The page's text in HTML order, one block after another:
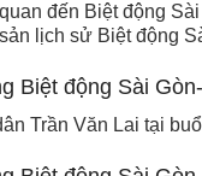
đến Biệt động
lịch sử Biệt động
Trần Văn Lai tại